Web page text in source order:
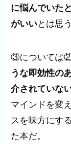
に悩んでいた
がいいとは思う
③については
うな即効性の
介されていな
マインドを変
スを味方にす
た本だ。